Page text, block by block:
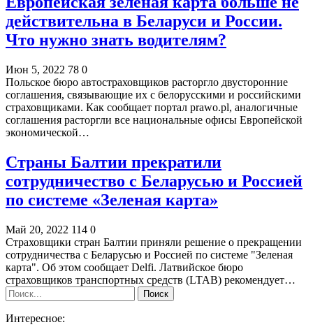
действительна в Беларуси и России.
Что нужно знать водителям?
Июн 5, 2022 78 0
Польское бюро автостраховщиков расторгло двусторонние
соглашения, связывающие их с белорусскими и российскими
страховщиками. Как сообщает портал prawo.pl, аналогичные
соглашения расторгли все национальные офисы Европейской
экономической…
Страны Балтии прекратили
сотрудничество с Беларусью и Россией
по системе «Зеленая карта»
Май 20, 2022 114 0
Страховщики стран Балтии приняли решение о прекращении
сотрудничества с Беларусью и Россией по системе "Зеленая
карта". Об этом сообщает Delfi. Латвийское бюро
страховщиков транспортных средств (LTAB) рекомендует…
Интересное: